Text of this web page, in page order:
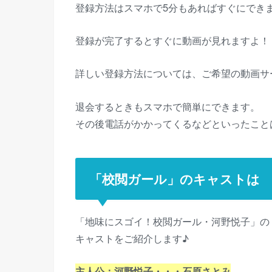
登録方法はスマホで5分もあればすぐにでき
登録が完了するとすぐに動画が見れますよ！
詳しい登録方法については、ご希望の動画
退会するときもスマホで簡単にできます。
その後電話がかかってくるなどといったこ
「校閲ガール」のキャストは
「地味にスゴイ！校閲ガール・河野悦子」の
キャストをご紹介します♪